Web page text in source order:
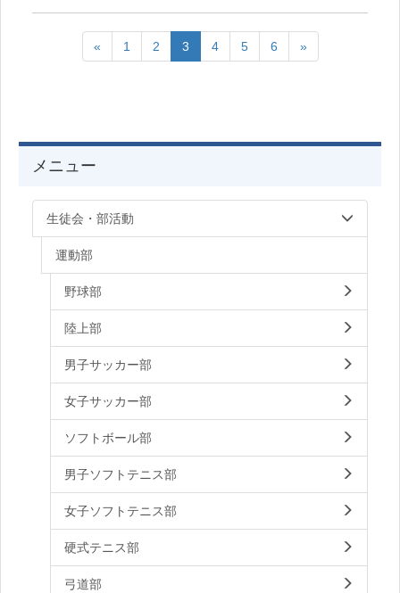
« 1 2 3 4 5 6 »
メニュー
生徒会・部活動
運動部
野球部
陸上部
男子サッカー部
女子サッカー部
ソフトボール部
男子ソフトテニス部
女子ソフトテニス部
硬式テニス部
弓道部